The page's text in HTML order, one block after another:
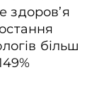
здоров’я
більш